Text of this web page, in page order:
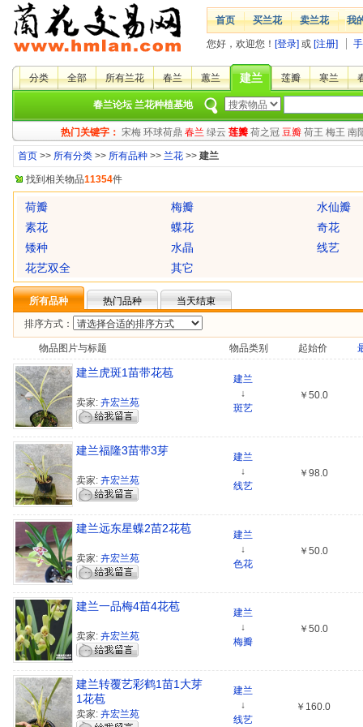
首页 买兰花 卖兰花 我
您好，欢迎您！ [登录] 或 [注册]
分类 全部 所有兰花 春兰 蕙兰 建兰 莲瓣 寒兰
春兰论坛 兰花种植基地
热门关键字： 宋梅 环球荷鼎 春兰 绿云 莲瓣 荷之冠 豆瓣 荷王 梅王 南
首页 >> 所有分类 >> 所有品种 >> 兰花 >> 建兰
找到相关物品11354件
荷瓣 梅瓣
水仙瓣
素花
蝶花
奇花
矮种
水晶
线艺
花艺双全
其它
所有品种 热门品种
当天结束
排序方式：
物品图片与标题 物品类别 起始价
建兰虎斑1苗带花苞
卖家: 卉宏兰苑
建兰
↓
斑艺
￥50.0
建兰福隆3苗带3芽
卖家: 卉宏兰苑
建兰
↓
线艺
￥98.0
建兰远东星蝶2苗2花苞
卖家: 卉宏兰苑
建兰
↓
色花
￥50.0
建兰一品梅4苗4花苞
卖家: 卉宏兰苑
建兰
↓
梅瓣
￥50.0
建兰转覆艺彩鹤1苗1大芽
1花苞
卖家: 卉宏兰苑
建兰
↓
线艺
￥160.0